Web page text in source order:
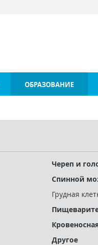
ОБРАЗОВАНИЕ
Череп и
Спинной
Грудная
Другое